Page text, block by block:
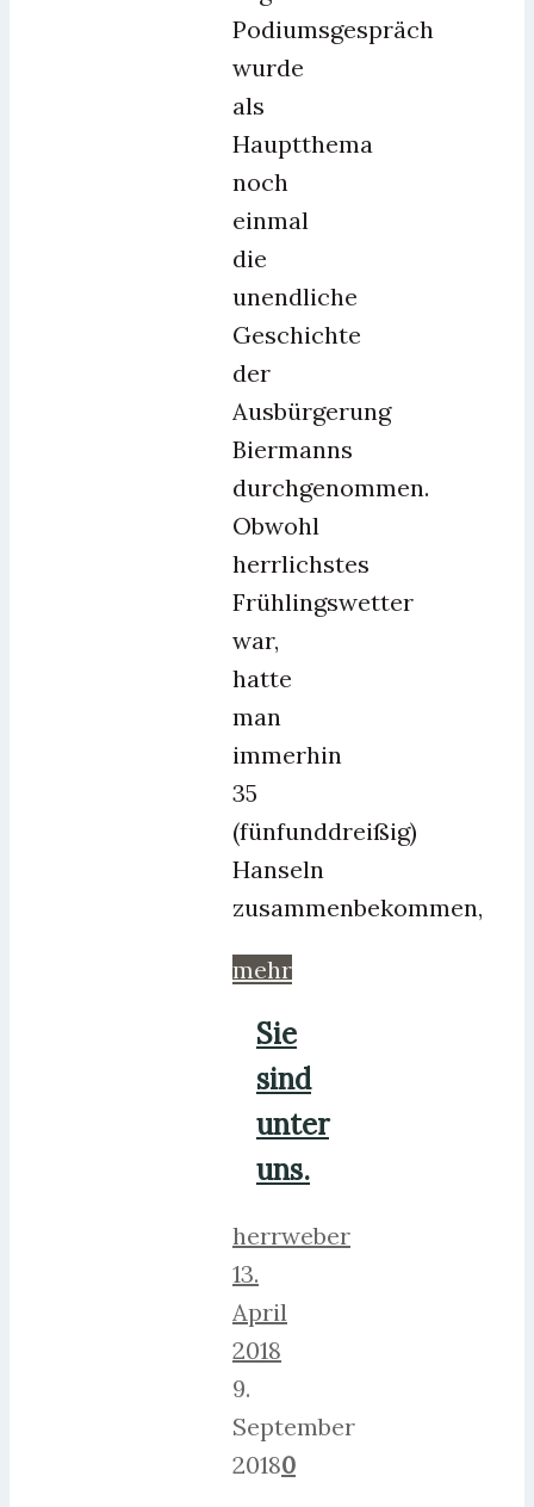
Podiumsgespräch
wurde
als
Hauptthema
noch
einmal
die
unendliche
Geschichte
der
Ausbürgerung
Biermanns
durchgenommen.
Obwohl
herrlichstes
Frühlingswetter
war,
hatte
man
immerhin
35
(fünfunddreißig)
Hanseln
zusammenbekommen,
mehr
Sie
sind
unter
uns.
herrweber
13.
April
2018
9.
September
20180